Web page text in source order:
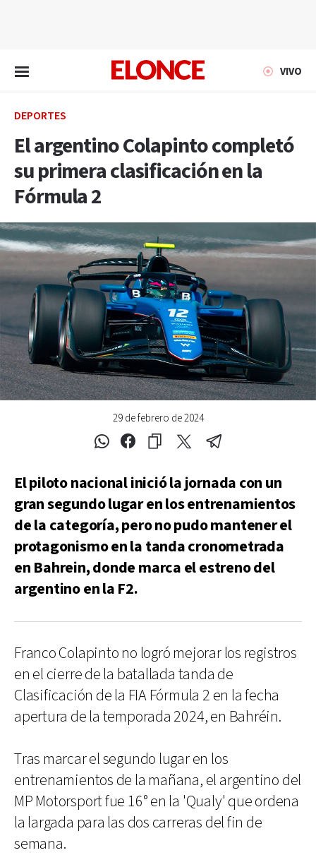
VIVO
DEPORTES
El argentino Colapinto completó
su primera clasificación en la
Fórmula 2
29 de febrero de 2024
El piloto nacional inició la jornada con un
gran segundo lugar en los entrenamientos
de la categoría, pero no pudo mantener el
protagonismo en la tanda cronometrada
en Bahrein, donde marca el estreno del
argentino en la F2.
Franco Colapinto no logró mejorar los registros
en el cierre de la batallada tanda de
Clasificación de la FIA Fórmula 2 en la fecha
apertura de la temporada 2024, en Bahréin.
Tras marcar el segundo lugar en los
entrenamientos de la mañana, el argentino del
MP Motorsport fue 16° en la 'Qualy' que ordena
la largada para las dos carreras del fin de
semana.